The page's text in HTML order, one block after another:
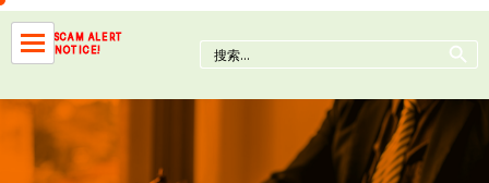
Skip
content
SCAM ALERT
NOTICE!
Search
for:
Search Button